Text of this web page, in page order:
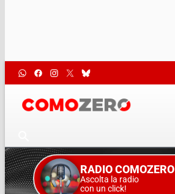
RADIO COMOZERO
Ascolta la radio
con un click!